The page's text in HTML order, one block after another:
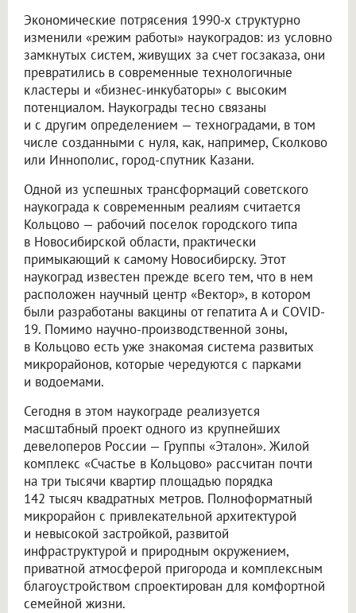
Экономические потрясения 1990-х структурно
изменили «режим работы» наукоградов: из условно
замкнутых систем, живущих за счет госзаказа, они
превратились в современные технологичные
кластеры и «бизнес-инкубаторы» с высоким
потенциалом. Наукограды тесно связаны
и с другим определением — техноградами, в том
числе созданными с нуля, как, например, Сколково
или Иннополис, город-спутник Казани.
Одной из успешных трансформаций советского
наукограда к современным реалиям считается
Кольцово — рабочий поселок городского типа
в Новосибирской области, практически
примыкающий к самому Новосибирску. Этот
наукоград известен прежде всего тем, что в нем
расположен научный центр «Вектор», в котором
были разработаны вакцины от гепатита А и COVID-
19. Помимо научно-производственной зоны,
в Кольцово есть уже знакомая система развитых
микрорайонов, которые чередуются с парками
и водоемами.
Сегодня в этом наукограде реализуется
масштабный проект одного из крупнейших
девелоперов России — Группы «Эталон». Жилой
комплекс «Счастье в Кольцово» рассчитан почти
на три тысячи квартир площадью порядка
142 тысяч квадратных метров. Полноформатный
микрорайон с привлекательной архитектурой
и невысокой застройкой, развитой
инфраструктурой и природным окружением,
приватной атмосферой пригорода и комплексным
благоустройством спроектирован для комфортной
семейной жизни.